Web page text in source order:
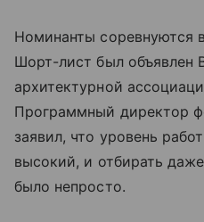
Номинанты соревнуются
Шорт-лист был объявлен
архитектурной
Программный директор
заявил, что уровень
высокий, и отбирать
было непросто.